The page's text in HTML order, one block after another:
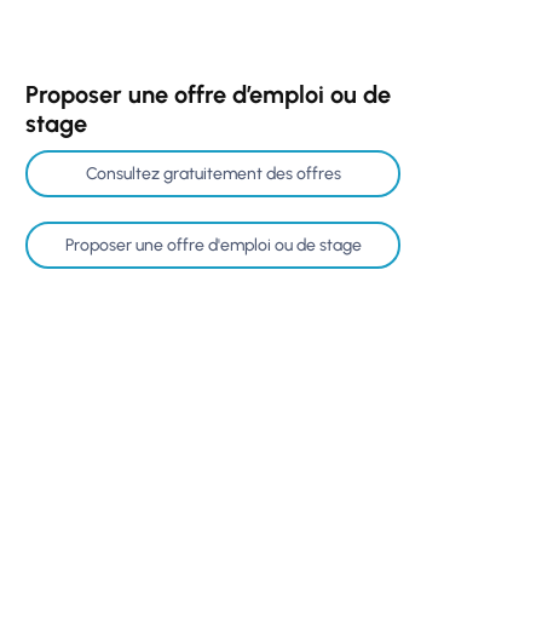
Proposer une offre d’emploi ou de
stage
Consultez gratuitement des offres
Proposer une offre d'emploi ou de stage